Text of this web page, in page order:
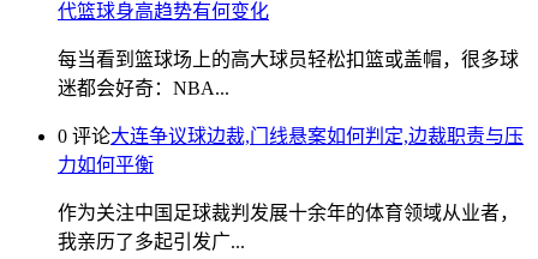
代篮球身高趋势有何变化
每当看到篮球场上的高大球员轻松扣篮或盖帽，很多球
迷都会好奇：NBA...
0 评论大连争议球边裁,门线悬案如何判定,边裁职责与压
力如何平衡
作为关注中国足球裁判发展十余年的体育领域从业者，
我亲历了多起引发广...